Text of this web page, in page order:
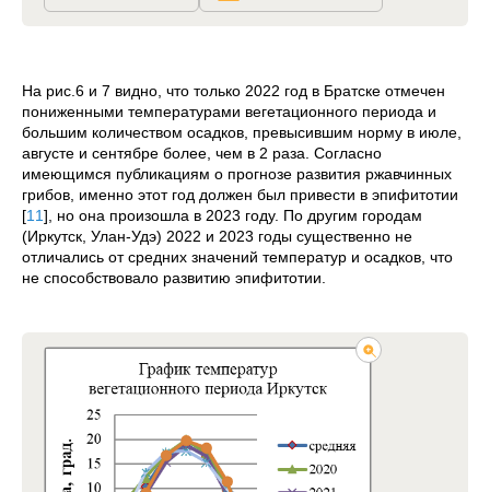
На рис.6 и 7 видно, что только 2022 год в Братске отмечен
пониженными температурами вегетационного периода и
большим количеством осадков, превысившим норму в июле,
августе и сентябре более, чем в 2 раза. Согласно
имеющимся публикациям о прогнозе развития ржавчинных
грибов, именно этот год должен был привести в эпифитотии
[11] , но она произошла в 2023 году. По другим городам
(Иркутск, Улан-Удэ) 2022 и 2023 годы существенно не
отличались от средних значений температур и осадков, что
не способствовало развитию эпифитотии.